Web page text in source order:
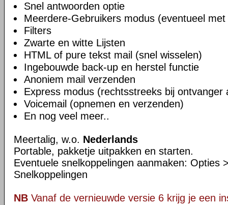
Snel antwoorden optie
Meerdere-Gebruikers modus (eventueel
Filters
Zwarte en witte Lijsten
HTML of pure tekst mail (snel wisselen)
Ingebouwde back-up en herstel functie
Anoniem mail verzenden
Express modus (rechtsstreeks bij ontvanger
Voicemail (opnemen en verzenden)
En nog veel meer..
Meertalig, w.o. Nederlands
Portable, pakketje uitpakken en starten.
Eventuele snelkoppelingen aanmaken: Opties
Snelkoppelingen
NB Vanaf de vernieuwde versie 6 krijg je een